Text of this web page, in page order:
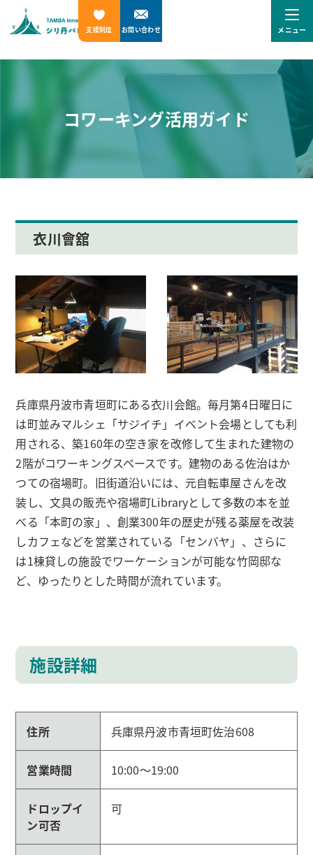
支援制度 お問い合わせ メニュー
コワーキング活用ガイド
衣川會舘
兵庫県丹波市青垣町にある衣川会館。毎月第4日曜日に
は町並みマルシェ「サジイチ」イベント会場としても利
用される、築160年の空き家を改修して生まれた建物の
2階がコワーキングスペースです。建物のある佐治はか
つての宿場町。旧街道沿いには、元自転車屋さんを改
装し、文具の販売や宿場町Libraryとして多数の本を並
べる「本町の家」、創業300年の歴史が残る薬屋を改装
しカフェなどを営業されている「センバヤ」、さらに
は1棟貸しの施設でワーケーションが可能な竹岡邸な
ど、ゆったりとした時間が流れています。
施設詳細
住所 兵庫県丹波市青垣町佐治608
営業時間 10:00～19:00
ドロップイ
ン可否
可